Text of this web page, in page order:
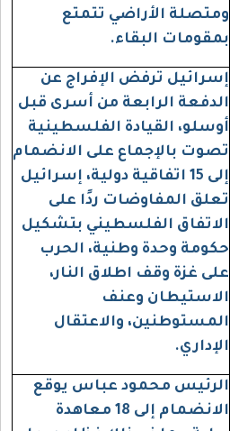
ومتصلة الأراضي تتمتع
بمقومات البقاء.
إسرائيل ترفض الإفراج عن
الدفعة الرابعة من أسرى قبل
أوسلو، القيادة الفلسطينية
تصوت بالإجماع على الانضمام
إلى 15 اتفاقية دولية، إسرائيل
تعلق المفاوضات ردًا على
الاتفاق الفلسطيني بتشكيل
حكومة وحدة وطنية، الحرب
على غزة وقف اطلاق النار،
الاستيطان وعنف
المستوطنين، والاعتقال
الإداري.
الرئيس محمود عباس يوقع
الانضمام إلى 18 معاهدة